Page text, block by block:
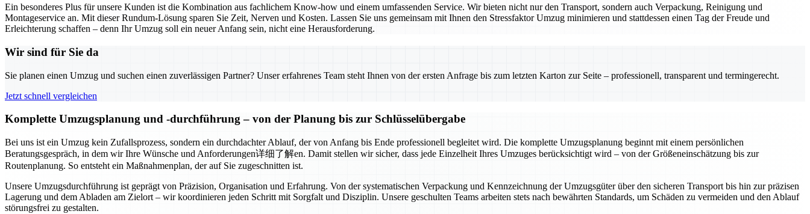
Ein besonderes Plus für unsere Kunden ist die Kombination aus fachlichem Know-how und einem umfassenden Service. Wir bieten nicht nur den Transport, sondern auch Verpackung, Reinigung und
Montageservice an. Mit dieser Rundum-Lösung sparen Sie Zeit, Nerven und Kosten. Lassen Sie uns gemeinsam mit Ihnen den Stressfaktor Umzug minimieren und stattdessen einen Tag der Freude und
Erleichterung schaffen – denn Ihr Umzug soll ein neuer Anfang sein, nicht eine Herausforderung.
Wir sind für Sie da
Sie planen einen Umzug und suchen einen zuverlässigen Partner? Unser erfahrenes Team steht Ihnen von der ersten Anfrage bis zum letzten Karton zur Seite – professionell, transparent und termingerecht.
Jetzt schnell vergleichen
Komplette Umzugsplanung und -durchführung – von der Planung bis zur Schlüsselübergabe
Bei uns ist ein Umzug kein Zufallsprozess, sondern ein durchdachter Ablauf, der von Anfang bis Ende professionell begleitet wird. Die komplette Umzugsplanung beginnt mit einem persönlichen
Beratungsgespräch, in dem wir Ihre Wünsche und Anforderungen详细了解en. Damit stellen wir sicher, dass jede Einzelheit Ihres Umzuges berücksichtigt wird – von der Größeneinschätzung bis zur
Routenplanung. So entsteht ein Maßnahmenplan, der auf Sie zugeschnitten ist.
Unsere Umzugsdurchführung ist geprägt von Präzision, Organisation und Erfahrung. Von der systematischen Verpackung und Kennzeichnung der Umzugsgüter über den sicheren Transport bis hin zur präzisen
Lagerung und dem Abladen am Zielort – wir koordinieren jeden Schritt mit Sorgfalt und Disziplin. Unsere geschulten Teams arbeiten stets nach bewährten Standards, um Schäden zu vermeiden und den Ablauf
störungsfrei zu gestalten.